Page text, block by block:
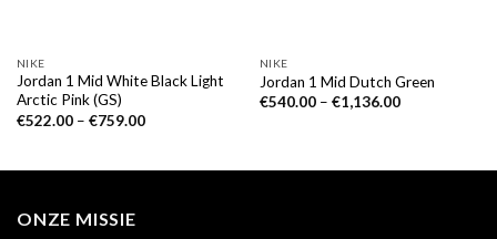
NIKE
Jordan 1 Mid White Black Light
Arctic Pink (GS)
€522.00– €759.00
NIKE
Jordan 1 Mid Dutch Green
€540.00– €1,136.00
ONZE MISSIE